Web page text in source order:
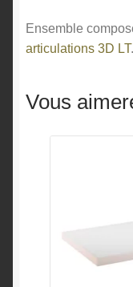
Ensemble
articulations 3D LT.
Vous